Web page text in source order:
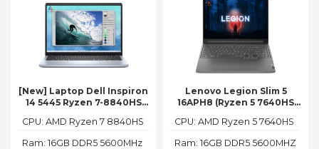
[New] Laptop Dell Inspiron
14 5445 Ryzen 7-8840HS
Radeon 780M Màn 14inch
Ram: 16GB DDR5 5600MHz
CPU: AMD Ryzen 7 8840HS
Lenovo Legion Slim 5
16APH8 (Ryzen 5 7640HS
4060 16″ FHD+ 144Hz)
Ram: 16GB DDR5 5600MHZ
CPU: AMD Ryzen 5 7640HS